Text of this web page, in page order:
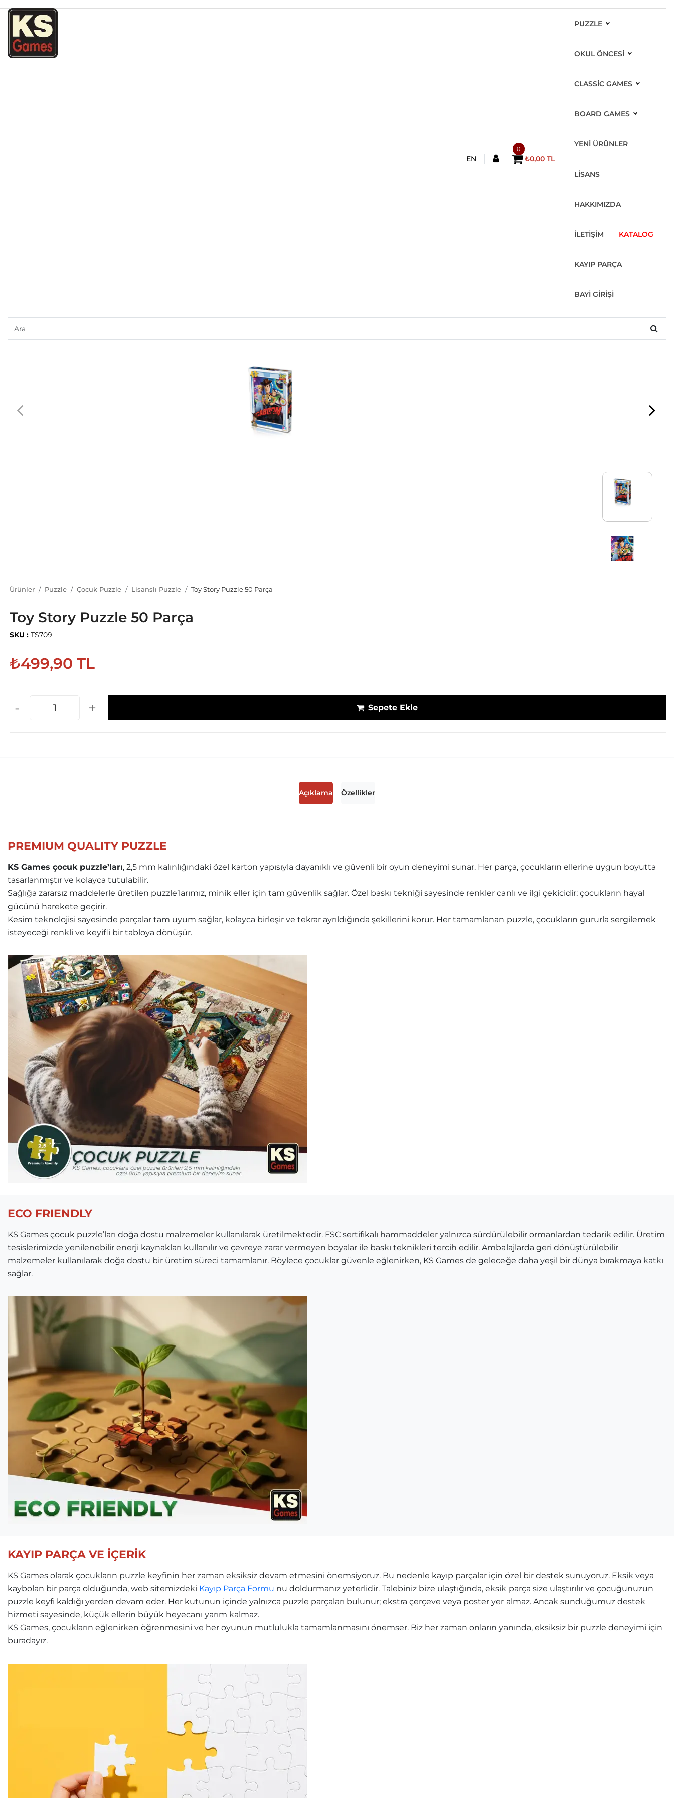
EN
0
₺0,00 TL
PUZZLE
OKUL ÖNCESİ
CLASSIC GAMES
BOARD GAMES
YENİ ÜRÜNLER
LİSANS
HAKKIMIZDA
İLETİŞİM KATALOG
KAYIP PARÇA
BAYİ GİRİŞİ
Ürünler Puzzle Çocuk Puzzle Lisanslı Puzzle Toy Story Puzzle 50 Parça
Toy Story Puzzle 50 Parça
SKU : TS709
₺499,90 TL
- + Sepete Ekle
Açıklama Özellikler
PREMIUM QUALITY PUZZLE
KS Games çocuk puzzle’ları, 2,5 mm kalınlığındaki özel karton yapısıyla dayanıklı ve güvenli bir oyun deneyimi sunar. Her parça, çocukların ellerine uygun boyutta
tasarlanmıştır ve kolayca tutulabilir.
Sağlığa zararsız maddelerle üretilen puzzle’larımız, minik eller için tam güvenlik sağlar. Özel baskı tekniği sayesinde renkler canlı ve ilgi çekicidir; çocukların hayal
gücünü harekete geçirir.
Kesim teknolojisi sayesinde parçalar tam uyum sağlar, kolayca birleşir ve tekrar ayrıldığında şekillerini korur. Her tamamlanan puzzle, çocukların gururla sergilemek
isteyeceği renkli ve keyifli bir tabloya dönüşür.
ECO FRIENDLY
KS Games çocuk puzzle’ları doğa dostu malzemeler kullanılarak üretilmektedir. FSC sertifikalı hammaddeler yalnızca sürdürülebilir ormanlardan tedarik edilir. Üretim
tesislerimizde yenilenebilir enerji kaynakları kullanılır ve çevreye zarar vermeyen boyalar ile baskı teknikleri tercih edilir. Ambalajlarda geri dönüştürülebilir
malzemeler kullanılarak doğa dostu bir üretim süreci tamamlanır. Böylece çocuklar güvenle eğlenirken, KS Games de geleceğe daha yeşil bir dünya bırakmaya katkı
sağlar.
KAYIP PARÇA VE İÇERİK
KS Games olarak çocukların puzzle keyfinin her zaman eksiksiz devam etmesini önemsiyoruz. Bu nedenle kayıp parçalar için özel bir destek sunuyoruz. Eksik veya
kaybolan bir parça olduğunda, web sitemizdeki Kayıp Parça Formu nu doldurmanız yeterlidir. Talebiniz bize ulaştığında, eksik parça size ulaştırılır ve çocuğunuzun
puzzle keyfi kaldığı yerden devam eder. Her kutunun içinde yalnızca puzzle parçaları bulunur; ekstra çerçeve veya poster yer almaz. Ancak sunduğumuz destek
hizmeti sayesinde, küçük ellerin büyük heyecanı yarım kalmaz.
KS Games, çocukların eğlenirken öğrenmesini ve her oyunun mutlulukla tamamlanmasını önemser. Biz her zaman onların yanında, eksiksiz bir puzzle deneyimi için
buradayız.